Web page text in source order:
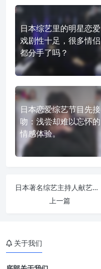
日本综艺里的明星恋爱
戏剧性十足，很多情侣
都分手了吗？
日本恋爱综艺节目先接
吻：浅尝却难以忘怀的
情感体验。
日本著名综艺主持人献艺表演看点多，不容错过
上一篇
关于我们